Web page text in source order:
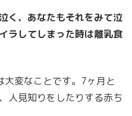
く、あなたもそれをみて泣
ラしてしまった時は離乳食
変なことです。7ヶ月と
人見知りをしたりする赤ち